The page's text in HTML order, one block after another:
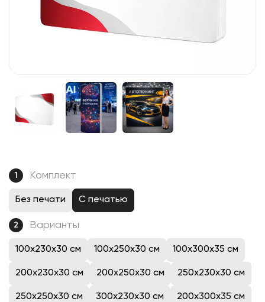
1 Комплект
Без печати С печатью
2 Варианты
100x230x30 см 100x250x30 см 100x300x35 см
200x230x30 см 200x250x30 см 250x230x30 см
250x250x30 см 300x230x30 см 200x300x35 см